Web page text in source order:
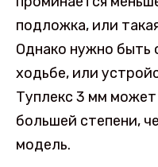
подложка, или
Однако нужно быть
ходьбе, или
Туплекс 3 мм
большей степени,
модель.